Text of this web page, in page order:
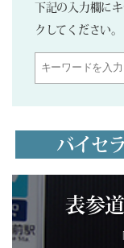
下記の入力欄に
クしてください。
バイセ
表参